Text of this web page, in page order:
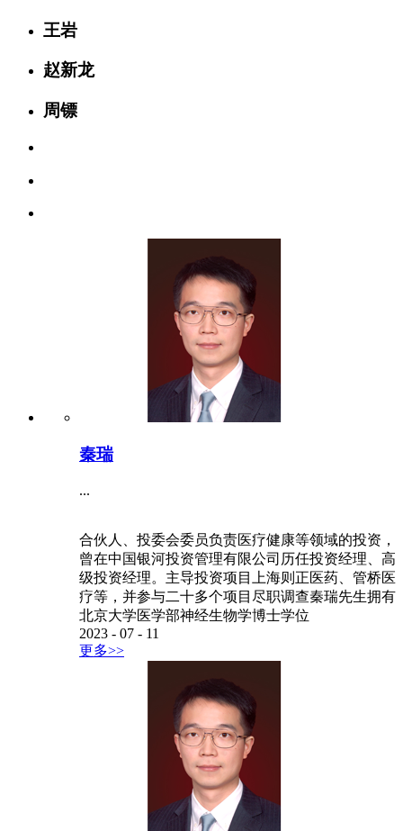
王岩
赵新龙
周镖
秦瑞
...
合伙人、投委会委员负责医疗健康等领域的投资，
曾在中国银河投资管理有限公司历任投资经理、高
级投资经理。主导投资项目上海则正医药、管桥医
疗等，并参与二十多个项目尽职调查秦瑞先生拥有
北京大学医学部神经生物学博士学位
2023 - 07 - 11
更多>>